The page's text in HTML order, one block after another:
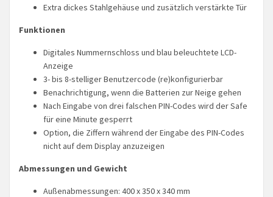
Extra dickes Stahlgehäuse und zusätzlich verstärkte Tür
Funktionen
Digitales Nummernschloss und blau beleuchtete LCD-
Anzeige
3- bis 8-stelliger Benutzercode (re)konfigurierbar
Benachrichtigung, wenn die Batterien zur Neige gehen
Nach Eingabe von drei falschen PIN-Codes wird der Safe
für eine Minute gesperrt
Option, die Ziffern während der Eingabe des PIN-Codes
nicht auf dem Display anzuzeigen
Abmessungen und Gewicht
Außenabmessungen: 400 x 350 x 340 mm